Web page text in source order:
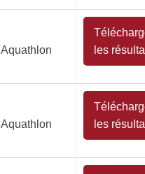
Aquathlon
les
Aquathlon
les